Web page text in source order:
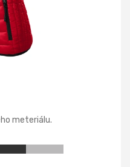
meteriálu.